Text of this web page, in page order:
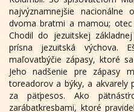
najvýznamnejšie nacionálne
dvoma bratmi a mamou;
Chodil do jezuitskej
prísna jezuitská výchova.
maľovaťbýčie zápasy, ktoré
Jeho nadšenie pre zápasy
toreadorov a býky, a akvarely
za päťpesos. Ako
zarábaťkresbami, ktoré